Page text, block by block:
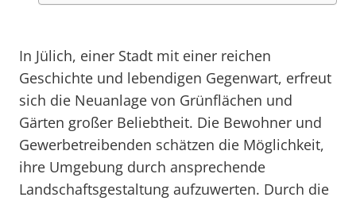
In Jülich, einer Stadt mit einer reichen
Geschichte und lebendigen Gegenwart, erfreut
sich die Neuanlage von Grünflächen und
Gärten großer Beliebtheit. Die Bewohner und
Gewerbetreibenden schätzen die Möglichkeit,
ihre Umgebung durch ansprechende
Landschaftsgestaltung aufzuwerten. Durch die